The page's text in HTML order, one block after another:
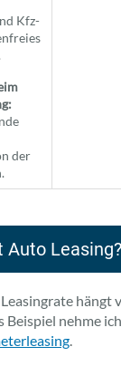
Kfz-
der
Auto Leasing?
hängt
Beispiel nehme
.